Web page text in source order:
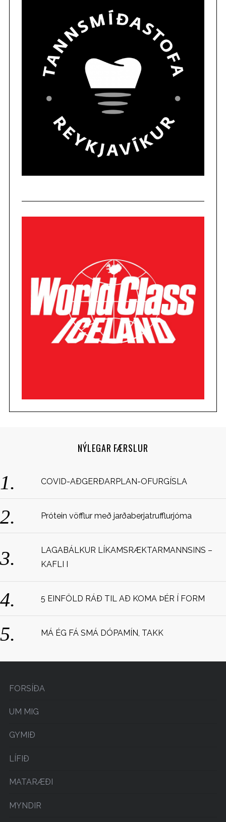
NÝLEGAR FÆRSLUR
COVID-AÐGERÐARPLAN-OFURGÍSLA
Prótein vöfflur með jarðaberjatrufflurjóma
LAGABÁLKUR LÍKAMSRÆKTARMANNSINS –
KAFLI I
5 EINFÖLD RÁÐ TIL AÐ KOMA ÞÉR Í FORM
MÁ ÉG FÁ SMÁ DÓPAMÍN, TAKK
FORSÍÐA
UM MIG
GYMIÐ
LÍFIÐ
MATARÆÐI
MYNDIR